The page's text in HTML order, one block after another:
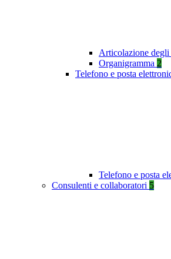
Articolazione
Organigramma 2
Telefono e posta
Telefono e posta
Consulenti e collaboratori 5